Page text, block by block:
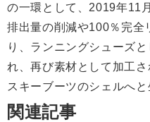
の一環として、2019年11
排出量の削減や100％完全
り、ランニングシューズ
れ、再び素材として加工
スキーブーツのシェルへと
関連記事